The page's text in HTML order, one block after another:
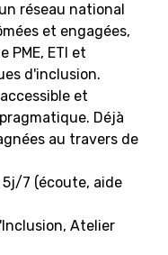
réseau national
et engagées,
PME, ETI et
d'inclusion.
et
Déjà
au travers de
7 (écoute, aide
Atelier